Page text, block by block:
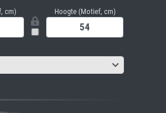
cm) Hoogte (Motief, cm)